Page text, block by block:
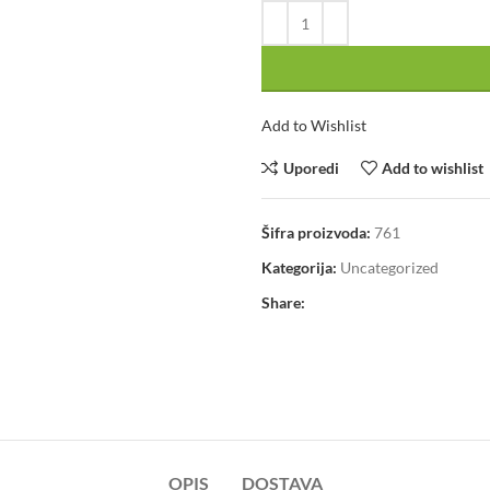
Add to Wishlist
Uporedi Add to wishlist
Šifra proizvoda: 761
Kategorija: Uncategorized
Share:
OPIS DOSTAVA